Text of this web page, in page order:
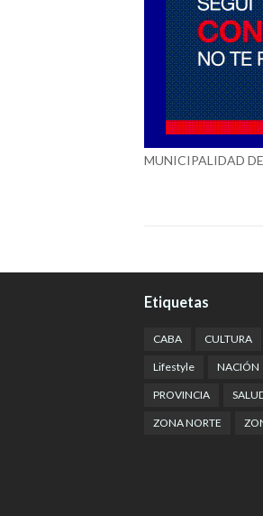
MUNICIPALIDAD
Etiquetas
CABA CULTURA
Lifestyle NACIÓN
PROVINCIA
ZONA NORTE